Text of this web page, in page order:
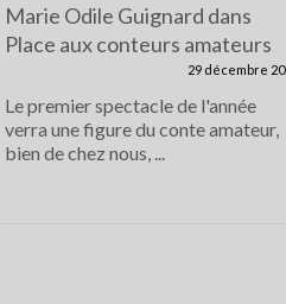
Marie Odile Guignard dans
Place aux conteurs amateurs
29 décembre
Le premier spectacle de l'année
verra une figure du conte amateur,
bien de chez nous, ...